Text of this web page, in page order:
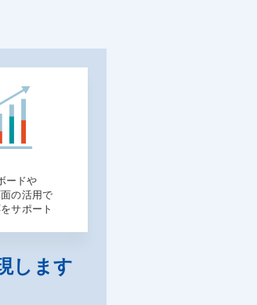
ードや
の活用で
サポート
します